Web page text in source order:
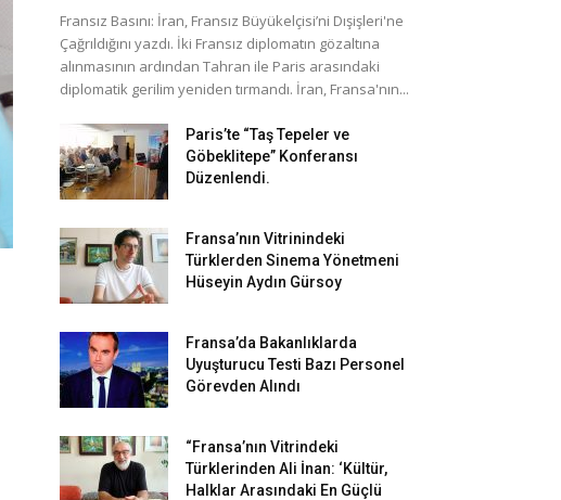
Fransız Basını: İran, Fransız Büyükelçisi’ni Dışişleri'ne
Çağrıldığını yazdı. İki Fransız diplomatın gözaltına
alınmasının ardından Tahran ile Paris arasındaki
diplomatik gerilim yeniden tırmandı. İran, Fransa'nın...
Paris’te “Taş Tepeler ve
Göbeklitepe” Konferansı
Düzenlendi.
Fransa’nın Vitrinindeki
Türklerden Sinema Yönetmeni
Hüseyin Aydın Gürsoy
Fransa’da Bakanlıklarda
Uyuşturucu Testi Bazı Personel
Görevden Alındı
“Fransa’nın Vitrindeki
Türklerinden Ali İnan: ‘Kültür,
Halklar Arasındaki En Güçlü